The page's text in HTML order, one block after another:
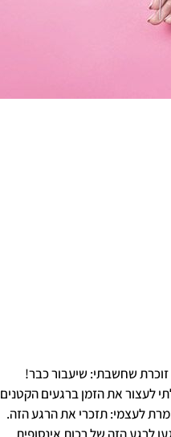
זוכרת שחשבתי: שיעבור כבר!
לעצור את הזמן ברגעים הקטנים
לעצמי: תזכרי את הרגע הזה.
לרגע הזה של רכות אינסופית